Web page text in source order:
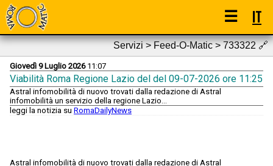
☰ IT
Servizi > Feed-O-Matic > 733322🔗
Giovedì 9 Luglio 202611:07
Viabilità Roma Regione Lazio del del 09-07-2026 ore 11:25
Astral infomobilità di nuovo trovati dalla redazione di Astral
infomobilità un servizio della regione Lazio...
leggi la notizia su RomaDailyNews
Astral infomobilità di nuovo trovati dalla redazione di Astral